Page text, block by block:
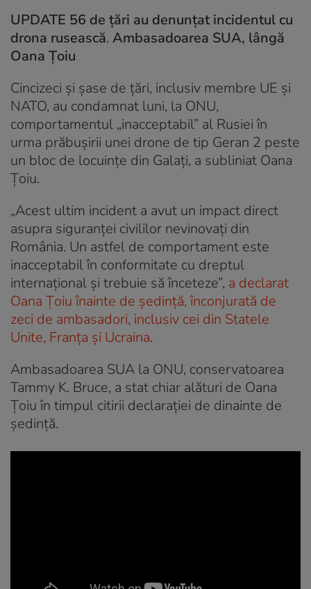
UPDATE 56 de țări au denunțat incidentul cu
drona rusească. Ambasadoarea SUA, lângă
Oana Țoiu
Cincizeci și șase de țări, inclusiv membre UE și
NATO, au condamnat luni, la ONU,
comportamentul „inacceptabil” al Rusiei în
urma prăbușirii unei drone de tip Geran 2 peste
un bloc de locuințe din Galați, a subliniat Oana
Țoiu.
„Acest ultim incident a avut un impact direct
asupra siguranței civililor nevinovați din
România. Un astfel de comportament este
inacceptabil în conformitate cu dreptul
internațional și trebuie să înceteze”, a declarat
Oana Țoiu înainte de ședință, înconjurată de
zeci de ambasadori, inclusiv cei din Statele
Unite, Franța și Ucraina.
Ambasadoarea SUA la ONU, conservatoarea
Tammy K. Bruce, a stat chiar alături de Oana
Țoiu în timpul citirii declarației de dinainte de
ședință.